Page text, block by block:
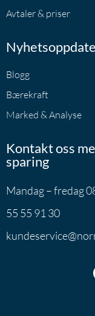
Avtaler & priser
Blogg
Bærekraft
Marked & Analyse
Kontakt oss
sparing
Mandag – fredag
55 55 91 30